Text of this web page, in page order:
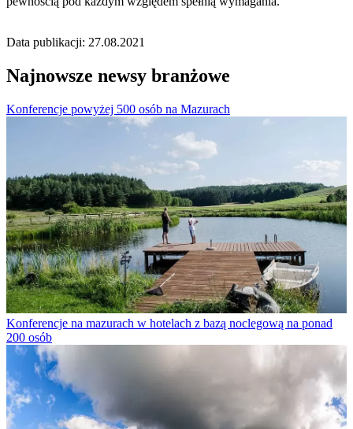
Data publikacji: 27.08.2021
Najnowsze newsy branżowe
Konferencje powyżej 500 osób na Mazurach
Konferencje na mazurach w hotelach z bazą noclegową na ponad
200 osób